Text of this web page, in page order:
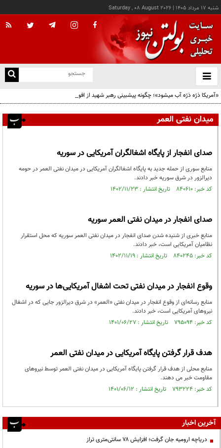
شنبه ۱۷ مرداد ۱۴۰۵ |
Saturday , 08 August 2026
باز
و
«آمریکا ذرّه ذرّه آب میشود»؛ چگونه پیشبینی رهبر شهید از افول ابرقدرت به حقیقت پیوست؟
میدان نفتی العمر
صدای انفجار از پایگاه اشغالگران آمریکایی در سوریه
منابع سوری از حمله جدید به پایگاه اشغالگران آمریکایی در میدان نفتی العمر در حومه
دیرالزور در شرق سوریه خبر دادند.
کد خبر: ۸۴۰۶۱۰ تاریخ انتشار : ۱۴۰۲/۱۱/۲۳
صدای انفجار در میدان نفتی العمر سوریه
منابع خبری از شنیده شدن صدای انفجار در میدان نفتی العمر سوریه که محل استقرار
نظامیان آمریکایی است، خبر دادند.
کد خبر: ۸۴۰۲۴۵ تاریخ انتشار : ۱۴۰۲/۱۱/۱۹
وقوع انفجار در میدان نفتی تحت اشغال آمریکایی‌ها در سوریه
منابع رسانه‌ای از وقوع انفجار در میدان نفتی «العمر» در شرق دیرالزور جایی که در اشغال
نیروهای آمریکایی است، خبر دادند.
کد خبر: ۷۹۵۰۹۴ تاریخ انتشار : ۱۴۰۱/۰۶/۲۷
هدف قرار گرفتن پایگاه آمریکایی در میدان نفتی العمر
منابع محلی از هدف قرار گرفتن پایگاه آمریکایی در میدان نفتی العمر توسط نیروهای
مقاومت خبر می دهند.
کد خبر: ۷۹۳۲۲۴ تاریخ انتشار : ۱۴۰۱/۰۶/۱۲
آخرین اخبار
دریاچه ارومیه جان گرفت؛ افزایش ۷۸ سانتی‌متری تراز